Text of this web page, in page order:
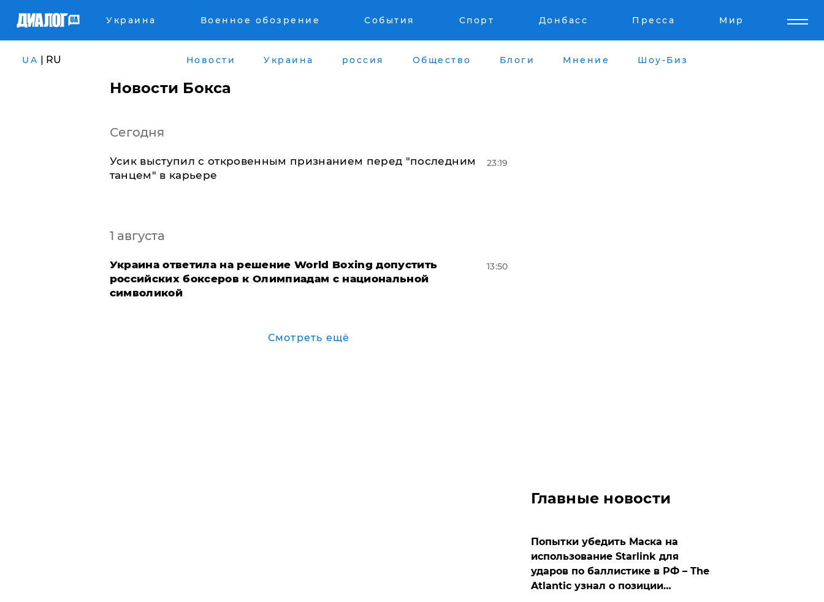
Украина Военное обозрение События Спорт Донбасс Пресса Мир
UA | RU Новости Украина россия Общество Блоги Мнение Шоу-Биз
Новости Бокса
Сегодня
Усик выступил с откровенным признанием перед "последним
танцем" в карьере
23:19
1 августа
Украина ответила на решение World Boxing допустить
российских боксеров к Олимпиадам с национальной
символикой
13:50
Смотреть ещё
Главные новости
Попытки убедить Маска на
использование Starlink для
ударов по баллистике в РФ – The
Atlantic узнал о позиции